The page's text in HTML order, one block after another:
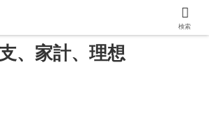
、家計、理想
検索